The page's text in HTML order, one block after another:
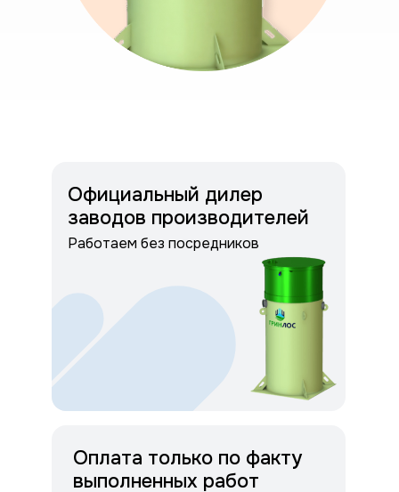
Официальный дилер
заводов производителей
Работаем без посредников
Оплата только по факту
выполненных работ